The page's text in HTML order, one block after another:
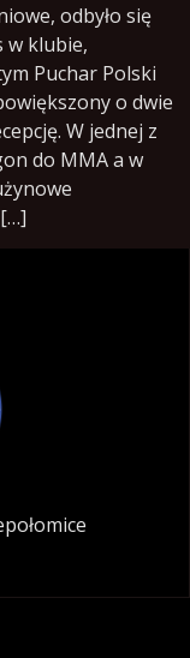
odbyło się
w klubie,
Puchar Polski
o dwie
W jednej z
do MMA a w